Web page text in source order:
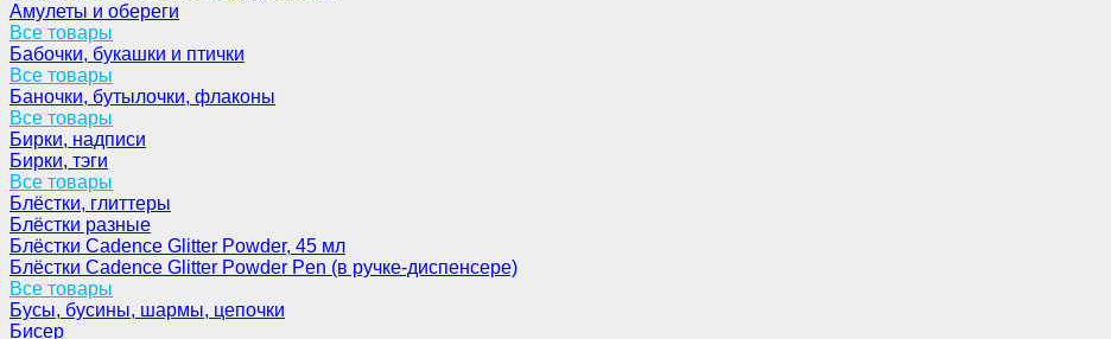
Амулеты и обереги
Все товары
Бабочки, букашки и птички
Все товары
Баночки, бутылочки, флаконы
Все товары
Бирки, надписи
Бирки, тэги
Все товары
Блёстки, глиттеры
Блёстки разные
Блёстки Cadence Glitter Powder, 45 мл
Блёстки Cadence Glitter Powder Pen (в ручке-диспенсере)
Все товары
Бусы, бусины, шармы, цепочки
Бисер